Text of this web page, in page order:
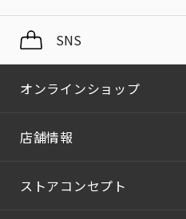
SNS
オンラインショップ
店舗情報
ストアコンセプト